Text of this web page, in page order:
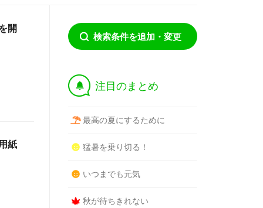
開
紙
検索条件を追加・変更
† 注目のまとめ
最高の夏にするために
猛暑を乗り切る！
いつまでも元気
秋が待ちきれない